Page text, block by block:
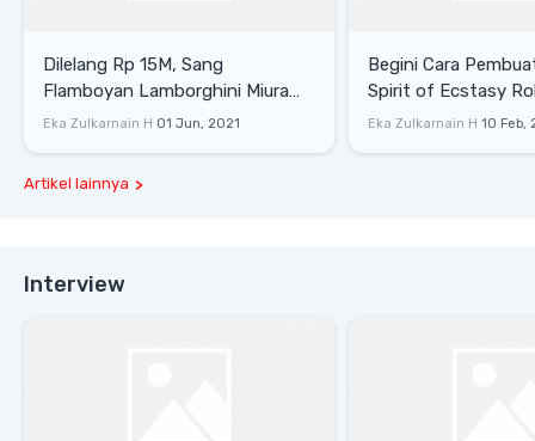
Dilelang Rp 15M, Sang
Flamboyan Lamborghini Miura
P400 S
Eka Zulkarnain H 01 Jun, 2021
Begini Cara
Spirit of Ecstasy
Eka Zulkarnain H 10 Feb,
Artikel lainnya
Interview